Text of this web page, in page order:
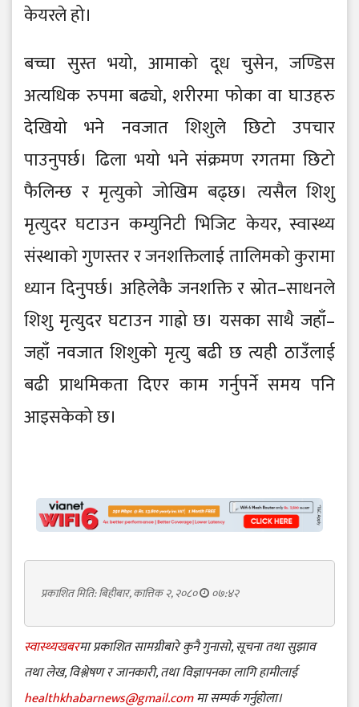
केयरले हो।
बच्चा सुस्त भयो, आमाको दूध चुसेन, जण्डिस
अत्यधिक रुपमा बढ्यो, शरीरमा फोका वा घाउहरु
देखियो भने नवजात शिशुले छिटो उपचार
पाउनुपर्छ। ढिला भयो भने संक्रमण रगतमा छिटो
फैलिन्छ र मृत्युको जोखिम बढ्छ। त्यसैल शिशु
मृत्युदर घटाउन कम्युनिटी भिजिट केयर, स्वास्थ्य
संस्थाको गुणस्तर र जनशक्तिलाई तालिमको कुरामा
ध्यान दिनुपर्छ। अहिलेकै जनशक्ति र स्रोत–साधनले
शिशु मृत्युदर घटाउन गाह्रो छ। यसका साथै जहाँ–
जहाँ नवजात शिशुको मृत्यु बढी छ त्यही ठाउँलाई
बढी प्राथमिकता दिएर काम गर्नुपर्ने समय पनि
आइसकेको छ।
प्रकाशित मिति: बिहीबार, कात्तिक २, २०८० ०७:४२
स्वास्थ्यखबरमा प्रकाशित सामग्रीबारे कुनै गुनासो, सूचना तथा सुझाव
तथा लेख, विश्लेषण र जानकारी, तथा विज्ञापनका लागि हामीलाई
healthkhabarnews@gmail.comमा सम्पर्क गर्नुहोला।